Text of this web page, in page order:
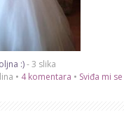
:)- 3 slika
• 4 komentara • Sviđa mi se